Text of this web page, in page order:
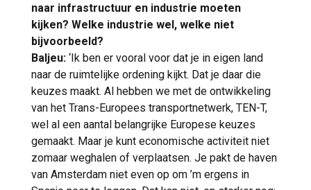
naar infrastructuur en industrie moeten
kijken? Welke industrie wel, welke niet
bijvoorbeeld?
Baljeu: ‘Ik ben er vooral voor dat je in eigen land
naar de ruimtelijke ordening kijkt. Dat je daar die
keuzes maakt. Al hebben we met de ontwikkeling
van het Trans-Europees transportnetwerk, TEN-T,
wel al een aantal belangrijke Europese keuzes
gemaakt. Maar je kunt economische activiteit niet
zomaar weghalen of verplaatsen. Je pakt de haven
van Amsterdam niet even op om ’m ergens in